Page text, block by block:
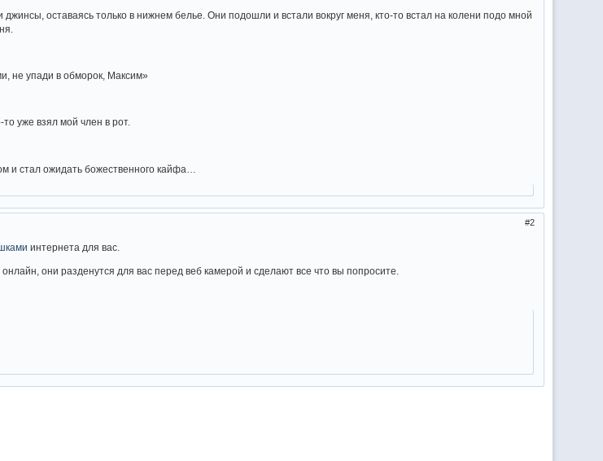
оставаясь только в нижнем белье. Они подошли и встали вокруг меня, кто-то встал на колени подо мной
не упади в обморок, Максим»
то уже взял мой член в рот.
и стал ожидать божественного кайфа…
2
интернета для вас.
они разденутся для вас перед веб камерой и cделают все что вы попросите.